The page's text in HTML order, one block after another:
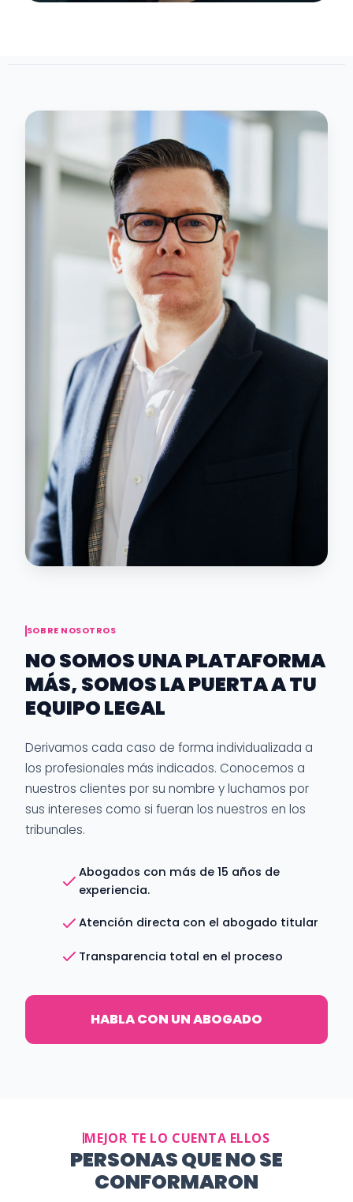
SOBRE NOSOTROS
NO SOMOS UNA PLATAFORMA
MÁS, SOMOS LA PUERTA A TU
EQUIPO LEGAL
Derivamos cada caso de forma individualizada a
los profesionales más indicados. Conocemos a
nuestros clientes por su nombre y luchamos por
sus intereses como si fueran los nuestros en los
tribunales.
Abogados con más de 15 años de
experiencia.
Atención directa con el abogado titular
Transparencia total en el proceso
HABLA CON UN ABOGADO
MEJOR TE LO CUENTA ELLOS
PERSONAS QUE NO SE
CONFORMARON